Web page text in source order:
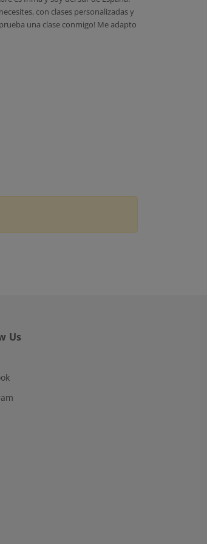
con clases personalizadas y
una clase conmigo! Me adapto
Us